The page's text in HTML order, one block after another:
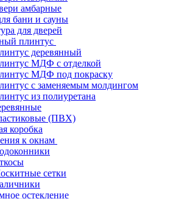
амбарные
бани и сауны
для дверей
плинтус
деревянный
МДФ с отделкой
МДФ под покраску
с заменяемым молдингом
из полиуретана
(ПВХ)
коробка
к окнам
сетки
остекление